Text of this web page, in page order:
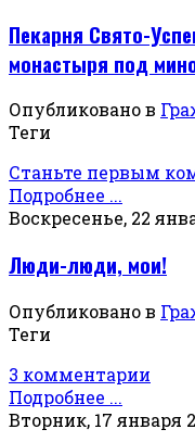
Пекарня Свято-
монастыря под
Опубликовано в
Теги
Станьте первым
Подробнее ...
Воскресенье, 22
Люди-люди, мои!
Опубликовано в
Теги
3 комментарии
Подробнее ...
Вторник, 17 января